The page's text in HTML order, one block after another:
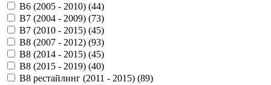
B6 (2005 - 2010) (44)
B7 (2004 - 2009) (73)
B7 (2010 - 2015) (45)
B8 (2007 - 2012) (93)
B8 (2014 - 2015) (45)
B8 (2015 - 2019) (40)
B8 рестайлинг (2011 - 2015) (89)